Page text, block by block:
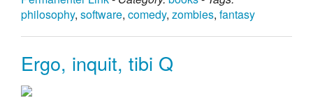
philosophy, software, comedy, zombies, fantasy
Ergo, inquit, tibi Q